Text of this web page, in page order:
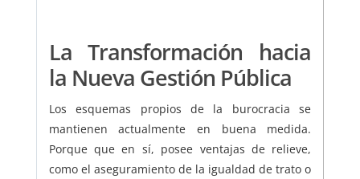
La Transformación hacia
la Nueva Gestión Pública
Los esquemas propios de la burocracia se
mantienen actualmente en buena medida.
Porque que en sí, posee ventajas de relieve,
como el aseguramiento de la igualdad de trato o